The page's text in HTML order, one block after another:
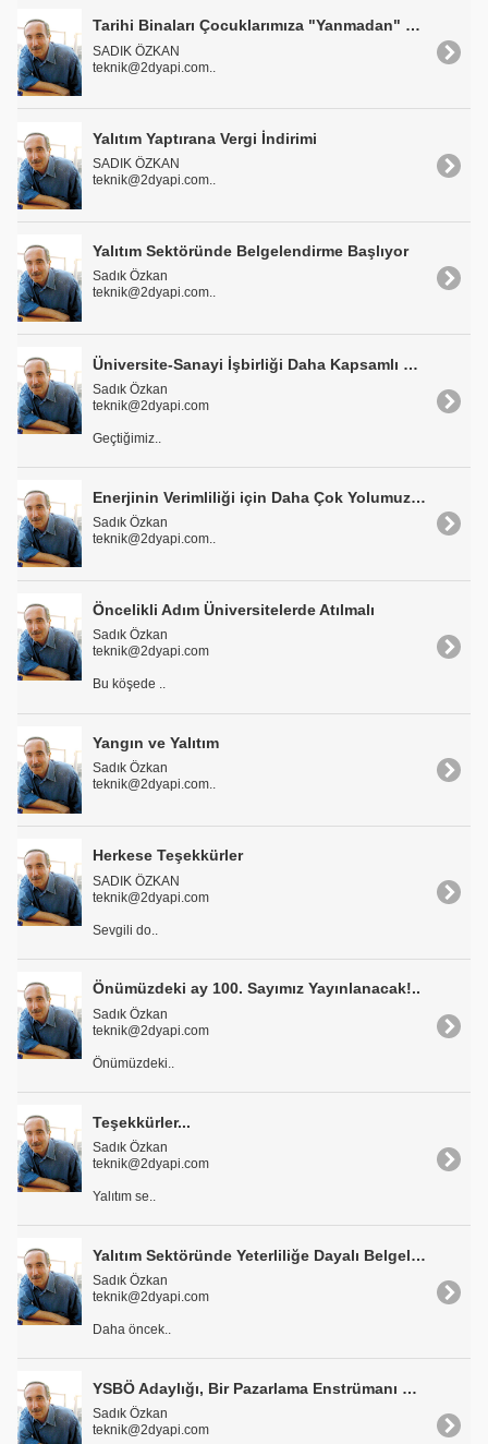
Tarihi Binaları Çocuklarımıza "Yanmadan" Göstermek Lazım
SADIK ÖZKAN
teknik@2dyapi.com..
Yalıtım Yaptırana Vergi İndirimi
SADIK ÖZKAN
teknik@2dyapi.com..
Yalıtım Sektöründe Belgelendirme Başlıyor
Sadık Özkan
teknik@2dyapi.com..
Üniversite-Sanayi İşbirliği Daha Kapsamlı Yürütülmeli
Sadık Özkan
teknik@2dyapi.com
Geçtiğimiz..
Enerjinin Verimliliği için Daha Çok Yolumuz Var
Sadık Özkan
teknik@2dyapi.com..
Öncelikli Adım Üniversitelerde Atılmalı
Sadık Özkan
teknik@2dyapi.com
Bu köşede ..
Yangın ve Yalıtım
Sadık Özkan
teknik@2dyapi.com..
Herkese Teşekkürler
SADIK ÖZKAN
teknik@2dyapi.com
Sevgili do..
Önümüzdeki ay 100. Sayımız Yayınlanacak!..
Sadık Özkan
teknik@2dyapi.com
Önümüzdeki..
Teşekkürler...
Sadık Özkan
teknik@2dyapi.com
Yalıtım se..
Yalıtım Sektöründe Yeterliliğe Dayalı Belgelendirme
Sadık Özkan
teknik@2dyapi.com
Daha öncek..
YSBÖ Adaylığı, Bir Pazarlama Enstrümanı Olarak da Kullanılmalı
Sadık Özkan
teknik@2dyapi.com